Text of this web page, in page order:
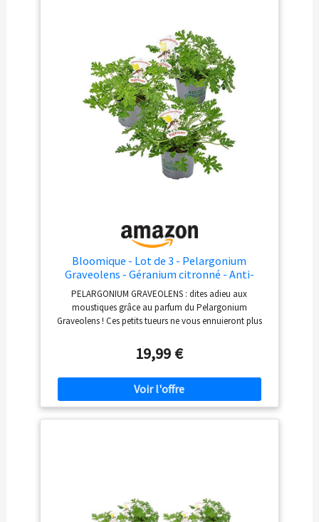
Bloomique - Lot de 3 - Pelargonium
Graveolens - Géranium citronné - Anti-
moustique - Parfumé - Plantes de jardin -
Hauteur 15-30 cm - Pot 10,5 cm
PELARGONIUM GRAVEOLENS : dites adieu aux
moustiques grâce au parfum du Pelargonium
Graveolens ! Ces petits tueurs ne vous ennuieront plus
MOUSTIQUE : le parfum de cette plante a pour propriété
d’éloigner les moustiques GÉRANIUM : cette plante
d’Afrique du Sud facile à cultiver offre une floraison aux
belles couleurs en été ! ENTRETIEN : je nécessite peu
d’entretien, donnez-moi de l’eau de temps en temps et
19,99 €